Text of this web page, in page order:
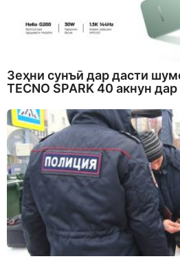
Зеҳни сунъӣ дар дасти
TECNO SPARK 40 акнун